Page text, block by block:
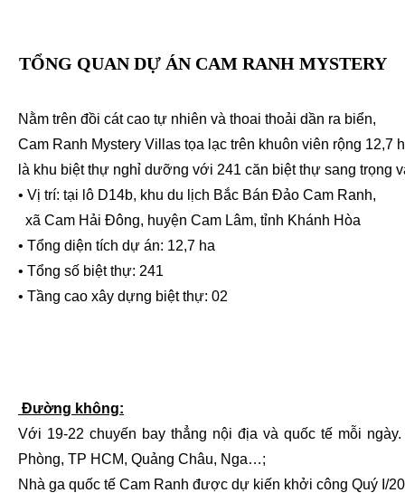
TỔNG QUAN DỰ ÁN CAM RANH MYSTERY
Nằm trên đồi cát cao tự nhiên và thoai thoải dần ra biển,
Cam Ranh Mystery Villas tọa lạc trên khuôn viên rộng 12,7
là khu biệt thự nghỉ dưỡng với 241 căn biệt thự sang trọng
• Vị trí: tại lô D14b, khu du lịch Bắc Bán Đảo Cam Ranh,
xã Cam Hải Đông, huyện Cam Lâm, tỉnh Khánh Hòa
• Tổng diện tích dự án: 12,7 ha
• Tổng số biệt thự: 241
• Tầng cao xây dựng biệt thự: 02
Đường không:
Với 19-22 chuyến bay thẳng nội địa và quốc tế mỗi
Phòng, TP HCM, Quảng Châu, Nga…;
Nhà ga quốc tế Cam Ranh được dự kiến khởi công Quý I/